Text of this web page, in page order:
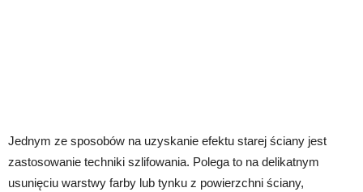
Jednym ze sposobów na uzyskanie efektu starej ściany jest
zastosowanie techniki szlifowania. Polega to na delikatnym
usunięciu warstwy farby lub tynku z powierzchni ściany,